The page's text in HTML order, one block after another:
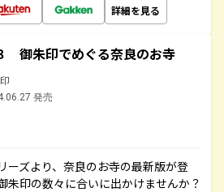
詳細を見る
御朱印でめぐる奈良のお寺
発売
ーズより、奈良のお寺の最新版が登
朱印の数々に合いに出かけませんか？